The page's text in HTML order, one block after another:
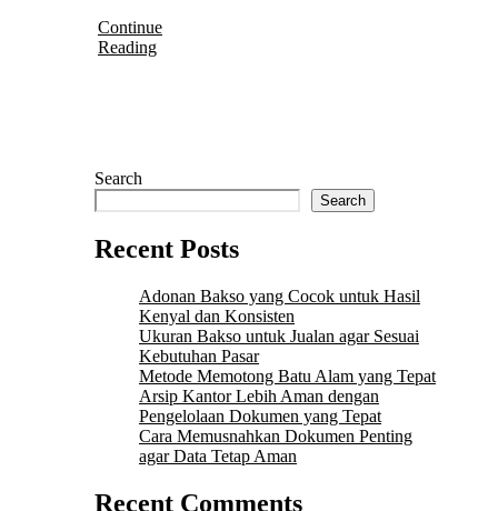
Continue
Reading
Search
Search
Recent Posts
Adonan Bakso yang Cocok untuk Hasil
Kenyal dan Konsisten
Ukuran Bakso untuk Jualan agar Sesuai
Kebutuhan Pasar
Metode Memotong Batu Alam yang Tepat
Arsip Kantor Lebih Aman dengan
Pengelolaan Dokumen yang Tepat
Cara Memusnahkan Dokumen Penting
agar Data Tetap Aman
Recent Comments